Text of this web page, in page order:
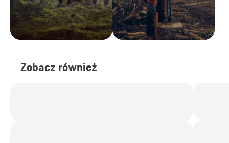
Zobacz również